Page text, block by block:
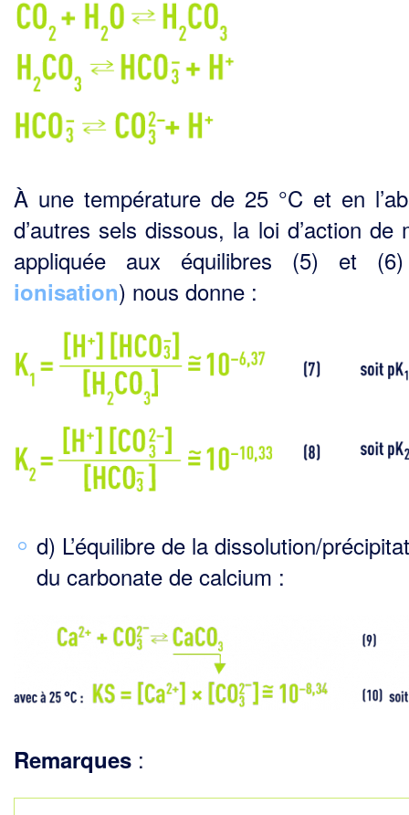
À une température de 25 °C et en
d’autres sels dissous, la loi d’action de
appliquée aux équilibres (5) et
ionisation) nous donne :
d) L’équilibre de la dissolution/
du carbonate de calcium :
Remarques :